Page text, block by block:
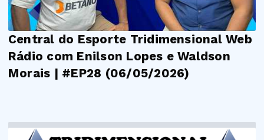
Central do Esporte Tridimensional Web
Rádio com Enilson Lopes e Waldson
Morais | #EP28 (06/05/2026)